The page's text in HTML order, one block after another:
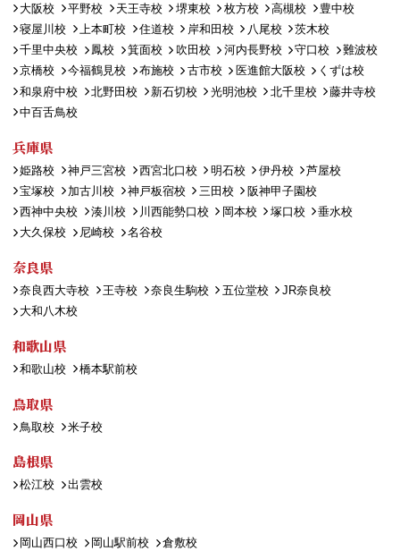
大阪校 平野校 天王寺校 堺東校 枚方校 高槻校
豊中校
寝屋川校
上本町校 住道校 岸和田校 八尾校
茨木校
千里中央校
鳳校 箕面校 吹田校 河内長野校 守口校
難波校
京橋校
今福鶴見校 布施校 古市校 医進館大阪校
くずは校
和泉府中校
北野田校 新石切校 光明池校 北千里校
藤井寺校
中百舌鳥校
兵庫県
姫路校 神戸三宮校 西宮北口校 明石校 伊丹校
芦屋校
宝塚校
加古川校 神戸板宿校 三田校
阪神甲子園校
西神中央校
湊川校 川西能勢口校 岡本校 塚口校
垂水校
大久保校
尼崎校 名谷校
奈良県
奈良西大寺校 王寺校 奈良生駒校 五位堂校
JR奈良校
大和八木校
和歌山県
和歌山校 橋本駅前校
鳥取県
鳥取校 米子校
島根県
松江校 出雲校
岡山県
岡山西口校 岡山駅前校 倉敷校